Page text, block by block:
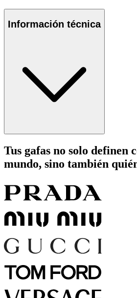
Información técnica
Tus gafas no solo definen
mundo, sino también